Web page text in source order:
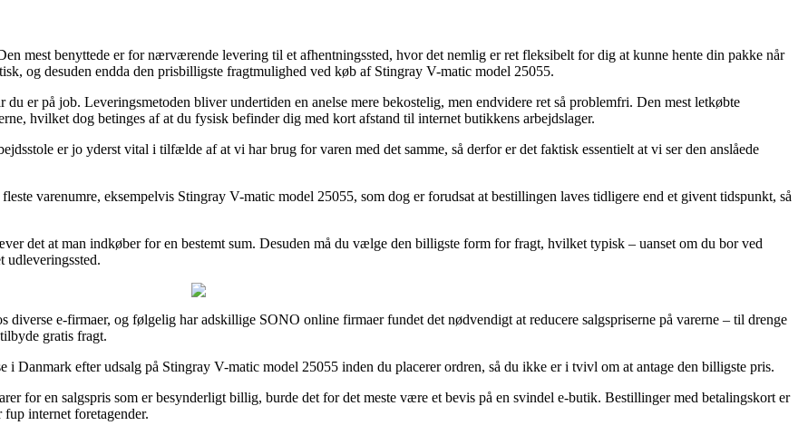
mest benyttede er for nærværende levering til et afhentningssted, hvor det nemlig er ret fleksibelt for dig at kunne hente din pakke når
og desuden endda den prisbilligste fragtmulighed ved køb af Stingray V-matic model 25055.
er på job. Leveringsmetoden bliver undertiden en anelse mere bekostelig, men endvidere ret så problemfri. Den mest letkøbte
hvilket dog betinges af at du fysisk befinder dig med kort afstand til internet butikkens arbejdslager.
er jo yderst vital i tilfælde af at vi har brug for varen med det samme, så derfor er det faktisk essentielt at vi ser den anslåede
varenumre, eksempelvis Stingray V-matic model 25055, som dog er forudsat at bestillingen laves tidligere end et givent tidspunkt, så
det at man indkøber for en bestemt sum. Desuden må du vælge den billigste form for fragt, hvilket typisk – uanset om du bor ved
e-firmaer, og følgelig har adskillige SONO online firmaer fundet det nødvendigt at reducere salgspriserne på varerne – til drenge
gratis fragt.
Danmark efter udsalg på Stingray V-matic model 25055 inden du placerer ordren, så du ikke er i tvivl om at antage den billigste pris.
for en salgspris som er besynderligt billig, burde det for det meste være et bevis på en svindel e-butik. Bestillinger med betalingskort er
internet foretagender.